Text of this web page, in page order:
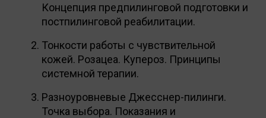
Концепция предпилинговой подготовки и
постпилинговой реабилитации.
Тонкости работы с чувствительной
кожей. Розацеа. Купероз. Принципы
системной терапии.
Разноуровневые Джесснер-пилинги.
Точка выбора. Показания и